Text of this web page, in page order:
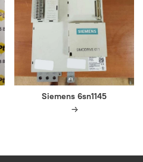
Siemens 6sn1145